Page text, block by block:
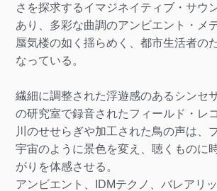
さを探求するイマジネイティブ・サウ
あり、多彩な曲調のアンビエント・メ
蜃気楼の如く揺らめく、都市生活者の
なっている。
繊細に調整された浮遊感のあるシンセ
の研究室で録音されたフィールド・レ
川のせせらぎや加工された鳥の声は、
宇宙のように景色を変え、聴くものに
がりを体感させる。
アンビエント、IDMテクノ、バレアリ